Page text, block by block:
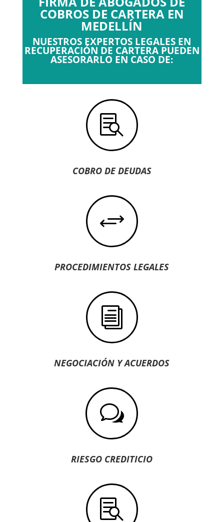
COBROS DE CARTERA EN
MEDELLÍN
NUESTROS EXPERTOS LEGALES EN
RECUPERACIÓN DE CARTERA PUEDEN
ASESORARLO EN CASO DE:

COBRO DE DEUDAS
+
PROCEDIMIENTOS LEGALES
i
NEGOCIACIÓN Y ACUERDOS
w
RIESGO CREDITICIO
